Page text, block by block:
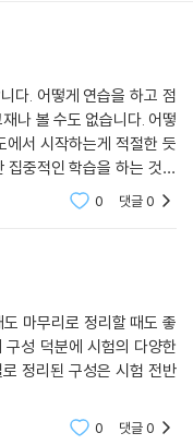
답변을 보완 및 개선할 수
조 이해부터 어휘력 향상까
게 학습할 수 있습니다.
습플랜’ 중 자신에게 맞는
회분’을 실제 시험과 동
프로그램’을 통해, 실제
.
핵심 문장을 듣고 따라 말
을 보완하고 발음과 억양
다. 어떻게 연습을 하고 점
나 볼 수도 없습니다. 어떻
서 시작하는게 적절한 듯
중적인 학습을 하는 것을
략도 정할 수 있을 것입니
0 댓글0
마무리로 정리할 때도 좋
성 덕분에 시험의 다양한
정리된 구성은 시험 전반
0 댓글0